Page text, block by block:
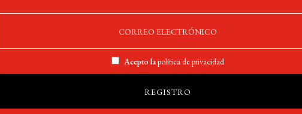
Acepto lapolítica de privacidad